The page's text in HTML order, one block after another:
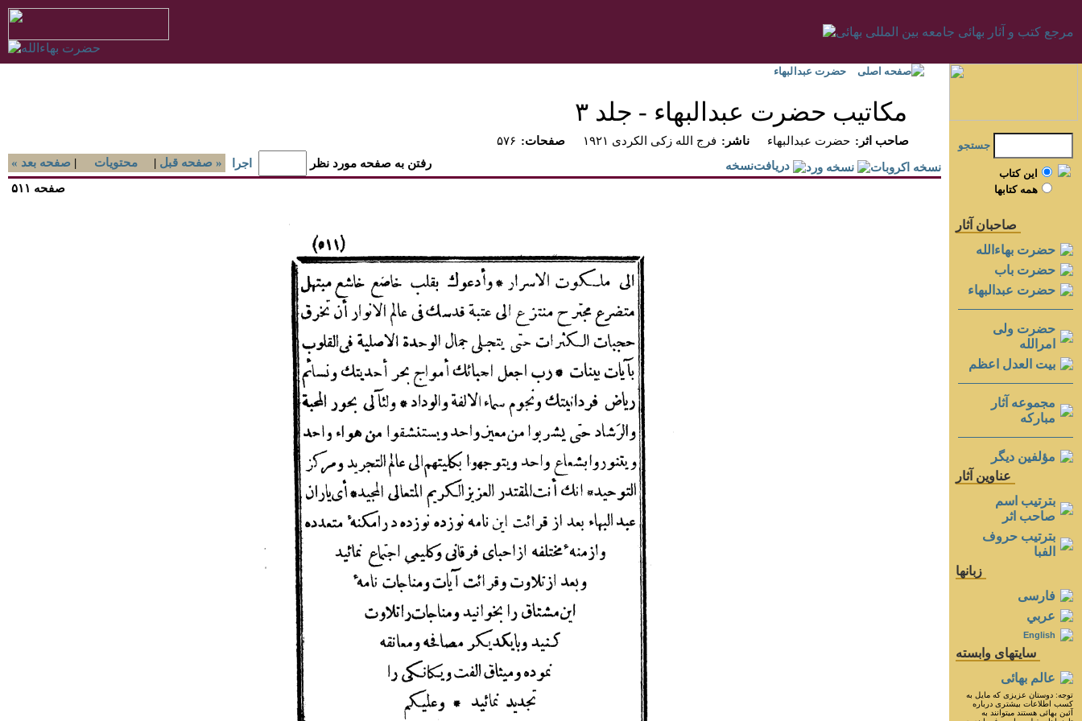
صفحه اصلی حضرت عبدالبهاء
مكاتيب حضرت عبدالبهاء - جلد ۳
۵۷۶ :صفحات فرج الله زکی الکردی ۱۹۲۱ :ناشر حضرت عبدالبهاء
:صاحب اثر
« صفحه بعد | محتويات | صفحه قبل » رفتن به صفحه مورد نظر اجرا
جستجو
اين کتاب
همه کتابها
صاحبان آثار
حضرت بهاءالله
حضرت باب
حضرت عبدالبهاء
حضرت ولی
امرالله
بيت العدل اعظم
مجموعه آثار
مباركه
مؤلفين ديگر
عناوين آثار
بترتيب اسم
صاحب اثر
بترتيب حروف
الفبا
زبانها
فارسی
عربي
English
سايتهای وابسته
عالم بهائی
توجه: دوستان عزيزى كه مايل به
كسب اطلاعات بيشترى درباره
آئين بهائى هستند ميتوانند به